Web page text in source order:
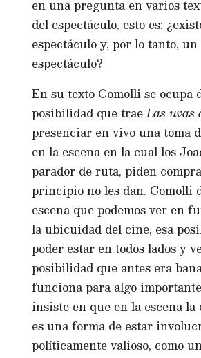
en una pregunta en varios
del espectáculo, esto es:
espectáculo y, por lo tanto,
espectáculo?
En su texto Comolli se ocupa
posibilidad que traeLas uvas
presenciar en vivo una toma
en la escena en la cual los
parador de ruta, piden
principio no les dan. Comolli
escena que podemos ver en
la ubicuidad del cine, esa
poder estar en todos lados y
posibilidad que antes era
funciona para algo
insiste en que en la escena
es una forma de estar
políticamente valioso, como